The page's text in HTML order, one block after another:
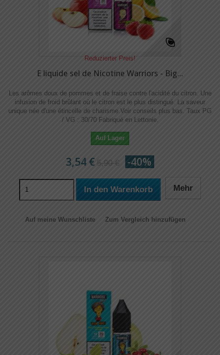
Reduzierter Preis!
E liquide sel de Nicotine Warriors - Big...
Les arômes doux de pommes et de fraise contre l'acidité du citron. Une
infusion de froid brûlant où le citron est le plus distingué. La saveur
unique née d'une étincelle de charisme.Voir conseils plus bas. Taux PG
/ VG : 30/70 Fabriqué en Lettonie.
Auf Lager
3,54 € 5,90 € -40%
In den Warenkorb Mehr
Auf meine Wunschliste Zum Vergleich hinzufügen